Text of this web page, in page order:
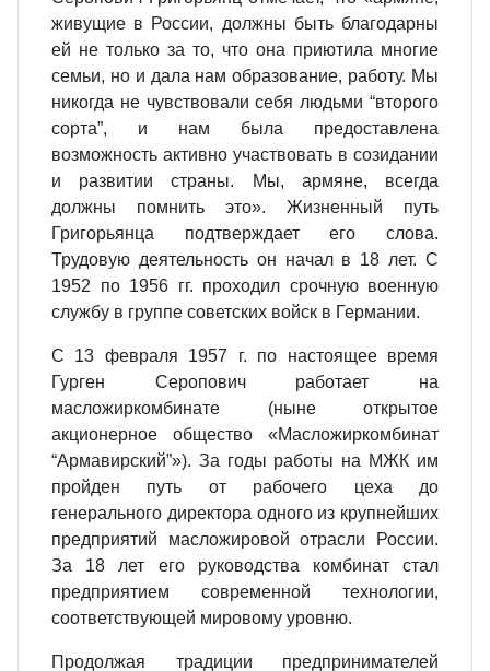
живущие в России, должны быть благодарны
ей не только за то, что она приютила многие
семьи, но и дала нам образование, работу. Мы
никогда не чувствовали себя людьми “второго
сорта”, и нам была предоставлена
возможность активно участвовать в созидании
и развитии страны. Мы, армяне, всегда
должны помнить это». Жизненный путь
Григорьянца подтверждает его слова.
Трудовую деятельность он начал в 18 лет. С
1952 по 1956 гг. проходил срочную военную
службу в группе советских войск в Германии.
С 13 февраля 1957 г. по настоящее время
Гурген Серопович работает на
масложиркомбинате (ныне открытое
акционерное общество «Масложиркомбинат
“Армавирский”»). За годы работы на МЖК им
пройден путь от рабочего цеха до
генерального директора одного из крупнейших
предприятий масложировой отрасли России.
За 18 лет его руководства комбинат стал
предприятием современной технологии,
соответствующей мировому уровню.
Продолжая традиции предпринимателей